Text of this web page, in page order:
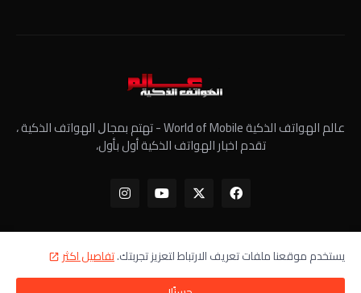
عالم الهواتف الذكية World of Mobile - ﺗﻬﺘﻢ ﺑﻤﺠﺎﻝ الهواتف الذكية ،
تقدم اخبار الهواتف الذكية أول بأول،
الرئيسية معلومات عنا سياسة الخصوصية اتصل بنا
يستخدم موقعنا ملفات تعريف الارتباط لتعزيز تجربتك.تفاصيل اكثر